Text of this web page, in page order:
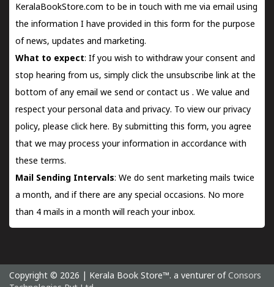
KeralaBookStore.com to be in touch with me via email using
the information I have provided in this form for the purpose
of news, updates and marketing.
What to expect: If you wish to withdraw your consent and
stop hearing from us, simply click the unsubscribe link at the
bottom of any email we send orcontact us . We value and
respect your personal data and privacy. To view our privacy
policy, please click here. By submitting this form, you agree
that we may process your information in accordance with
these terms.
Mail Sending Intervals: We do sent marketing mails twice
a month, and if there are any special occasions. No more
than 4 mails in a month will reach your inbox.
Copyright © 2026 | Kerala Book Store™. a venturer of Consors